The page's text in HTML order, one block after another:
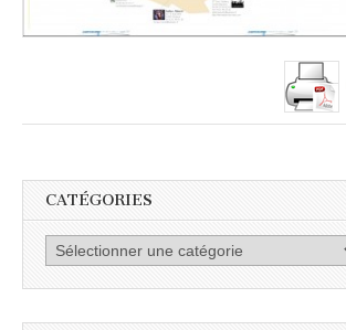
CATÉGORIES
Catégories